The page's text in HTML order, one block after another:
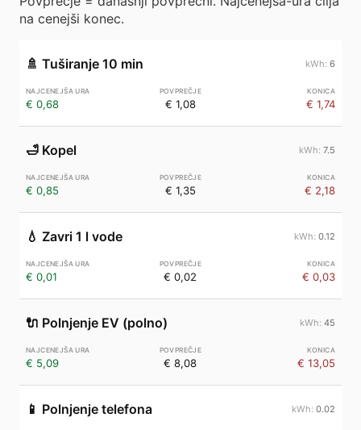
na cenejši konec.
🚿 Tuširanje 10 min 6
€ 0,68 € 1,08 € 1,74
🛁 Kopel 7.5
€ 0,85 € 1,35 € 2,18
💧 Zavri 1 l vode 0.12
€ 0,01 € 0,02 € 0,03
🔌 Polnjenje EV (polno) 45
€ 5,09 € 8,08 € 13,05
📱 Polnjenje telefona 0.02